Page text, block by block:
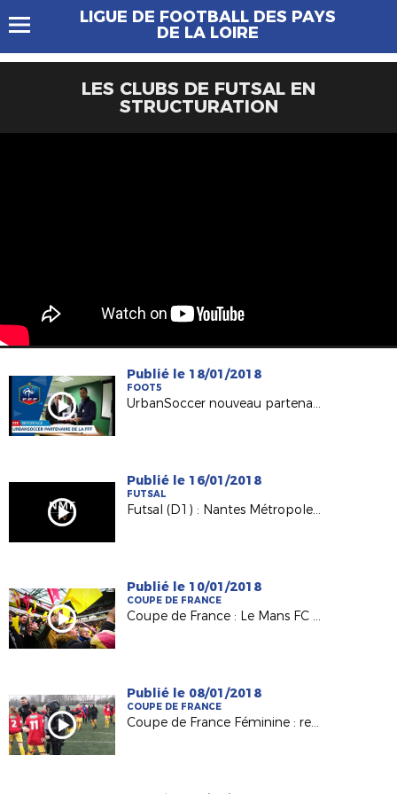
LIGUE DE FOOTBALL DES PAYS
DE LA LOIRE
LES CLUBS DE FUTSAL EN
STRUCTURATION
Publié le 18/01/2018
FOOT5
UrbanSoccer nouveau partenaire de la FFF
Publié le 16/01/2018
FUTSAL
Futsal (D1) : Nantes Métropole / SC Paris (1-1)
Publié le 10/01/2018
COUPE DE FRANCE
Coupe de France : Le Mans FC et ses supporters ont vibré
Publié le 08/01/2018
COUPE DE FRANCE
Coupe de France Féminine : retour sur le derby Orvault/Le Mans